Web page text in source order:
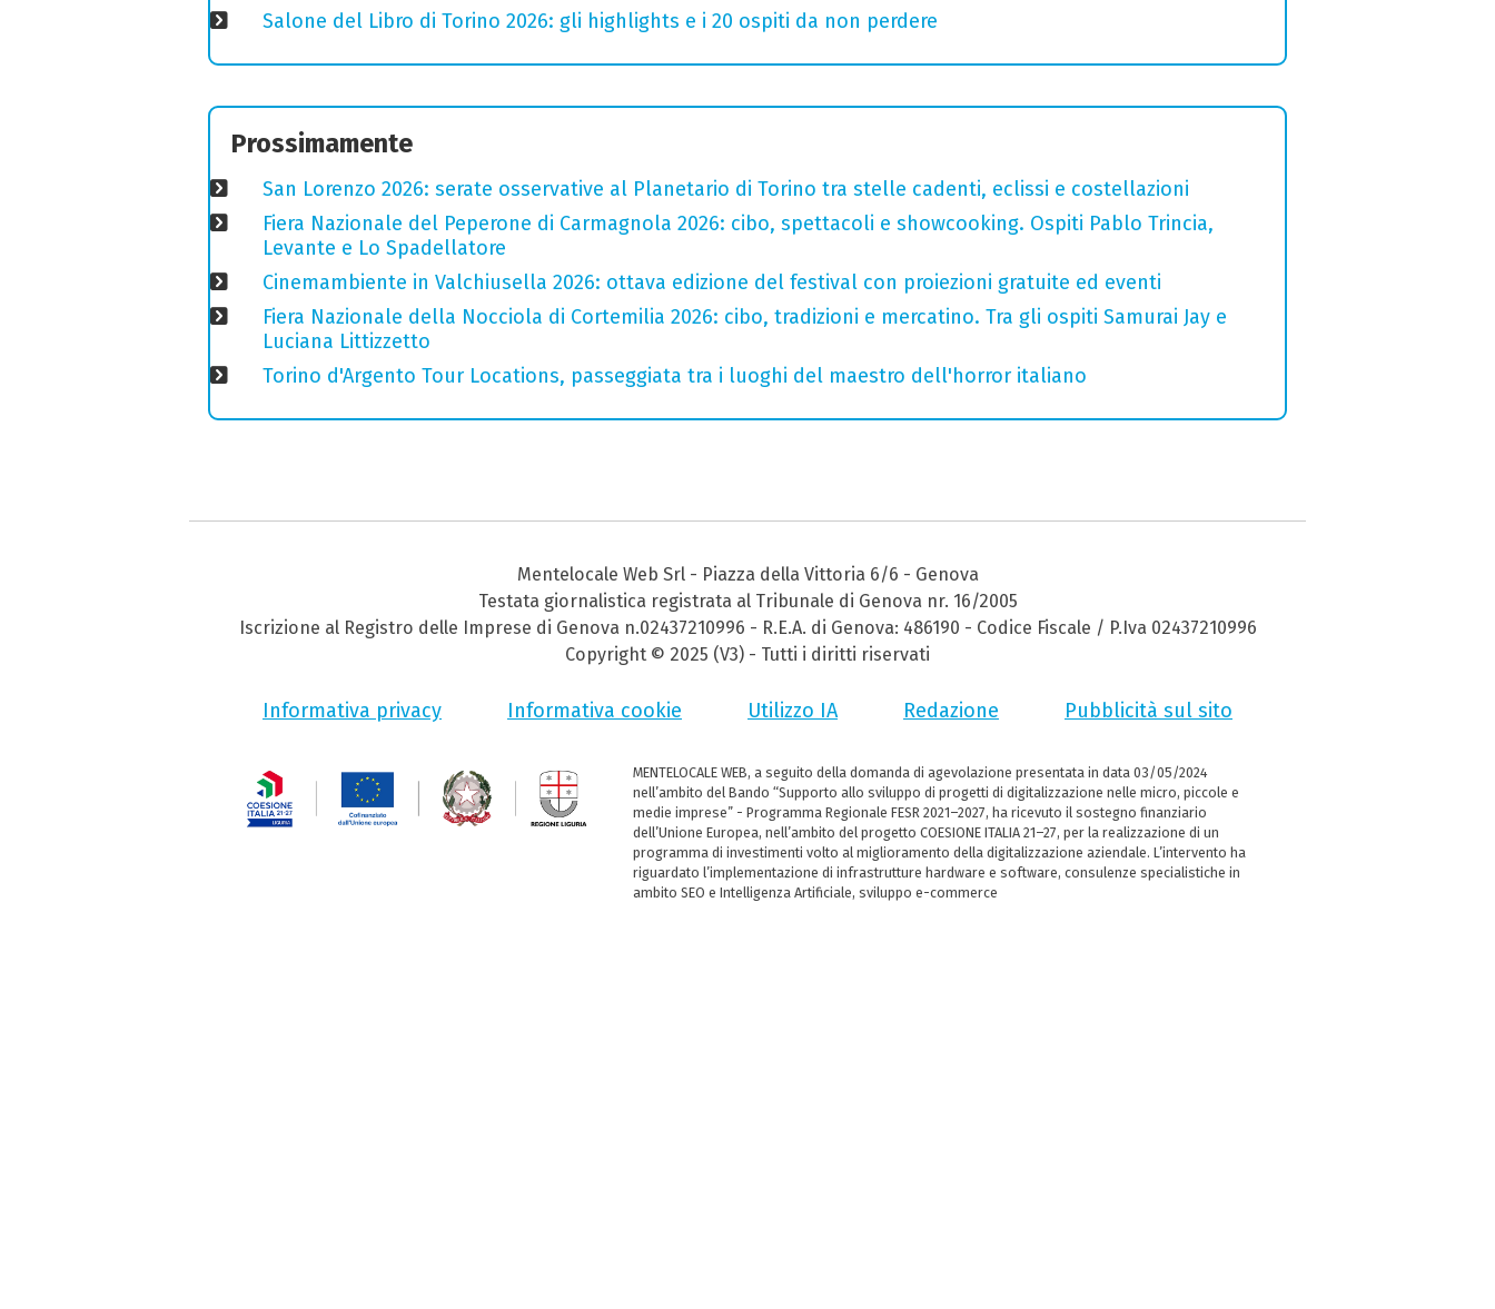
Salone del Libro di Torino 2026: gli highlights e i 20 ospiti da non perdere
Prossimamente
San Lorenzo 2026: serate osservative al Planetario di Torino tra stelle cadenti, eclissi e costellazioni
Fiera Nazionale del Peperone di Carmagnola 2026: cibo, spettacoli e showcooking. Ospiti Pablo Trincia,
Levante e Lo Spadellatore
Cinemambiente in Valchiusella 2026: ottava edizione del festival con proiezioni gratuite ed eventi
Fiera Nazionale della Nocciola di Cortemilia 2026: cibo, tradizioni e mercatino. Tra gli ospiti Samurai Jay e
Luciana Littizzetto
Torino d'Argento Tour Locations, passeggiata tra i luoghi del maestro dell'horror italiano
Mentelocale Web Srl - Piazza della Vittoria 6/6 - Genova
Testata giornalistica registrata al Tribunale di Genova nr. 16/2005
Iscrizione al Registro delle Imprese di Genova n.02437210996 - R.E.A. di Genova: 486190 - Codice Fiscale / P.Iva 02437210996
Copyright © 2025 (V3) - Tutti i diritti riservati
Informativa privacy Informativa cookie Utilizzo IA Redazione Pubblicità sul sito
MENTELOCALE WEB, a seguito della domanda di agevolazione presentata in data 03/05/2024
nell’ambito del Bando “Supporto allo sviluppo di progetti di digitalizzazione nelle micro, piccole e
medie imprese” - Programma Regionale FESR 2021–2027, ha ricevuto il sostegno finanziario
dell’Unione Europea, nell’ambito del progetto COESIONE ITALIA 21–27, per la realizzazione di un
programma di investimenti volto al miglioramento della digitalizzazione aziendale. L’intervento ha
riguardato l’implementazione di infrastrutture hardware e software, consulenze specialistiche in
ambito SEO e Intelligenza Artificiale, sviluppo e-commerce